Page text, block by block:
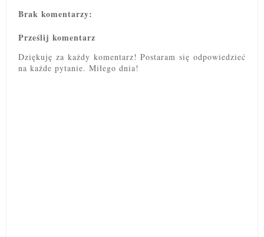
Brak komentarzy:
Prześlij komentarz
Dziękuję za każdy komentarz! Postaram się odpowiedzieć
na każde pytanie. Miłego dnia!